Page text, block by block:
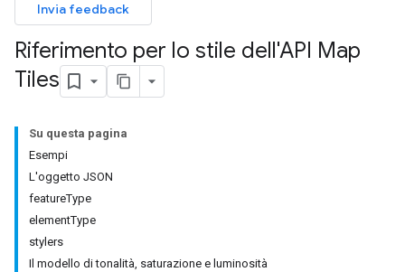
Invia feedback
Riferimento per lo stile dell'API Map
Tiles
Su questa pagina
Esempi
L'oggetto JSON
featureType
elementType
stylers
Il modello di tonalità, saturazione e luminosità